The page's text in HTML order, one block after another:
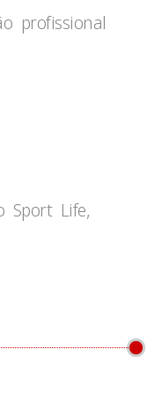
profissional
Sport Life,